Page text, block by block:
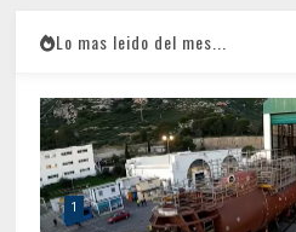
Lo mas leido del mes...
1